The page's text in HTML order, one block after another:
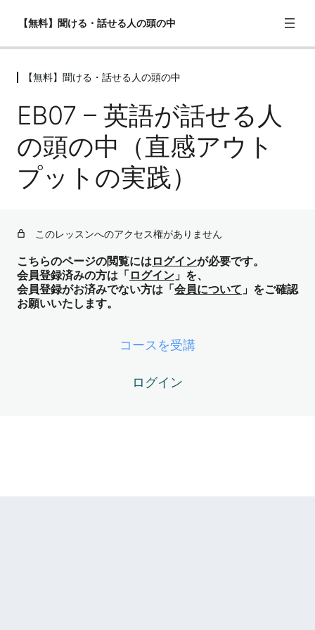
【無料】聞ける・話せる人の頭の中
【無料】聞ける・話せる人の頭の中
EB01 – 聞けるとはどういうことか
EB02 – シャドーイングの罠と「意図的清聴」
EB03 – 予測文法とは何か（骨格とコア単語で先読みする）
EB05 – 場面思考（日本語を完成させず、映像を置く）
EB06 – リライトという最強の練習法（お手本を書き換え
る）
EB07 – 英語が話せる人の頭の中（直感アウトプットの実
践）
EB08 – 独習ロードマップ（あなたの英語OSを完全起動さ
【無料】聞ける・話せる人の頭の中
EB07 – 英語が話せる人
の頭の中（直感アウト
プットの実践）
このレッスンへのアクセス権がありません
こちらのページの閲覧にはログインが必要です。
会員登録済みの方は「 ログイン 」を、
会員登録がお済みでない方は「 会員について 」をご確認
お願いいたします。
コースを受講
ログイン